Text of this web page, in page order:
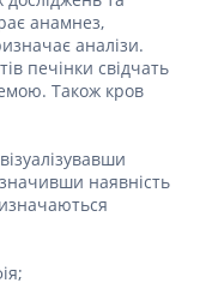
анамнез,
аналізи.
печінки свідчать
Також кров
наявність